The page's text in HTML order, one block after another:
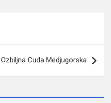
Ozbiljna Cuda Medjugorska